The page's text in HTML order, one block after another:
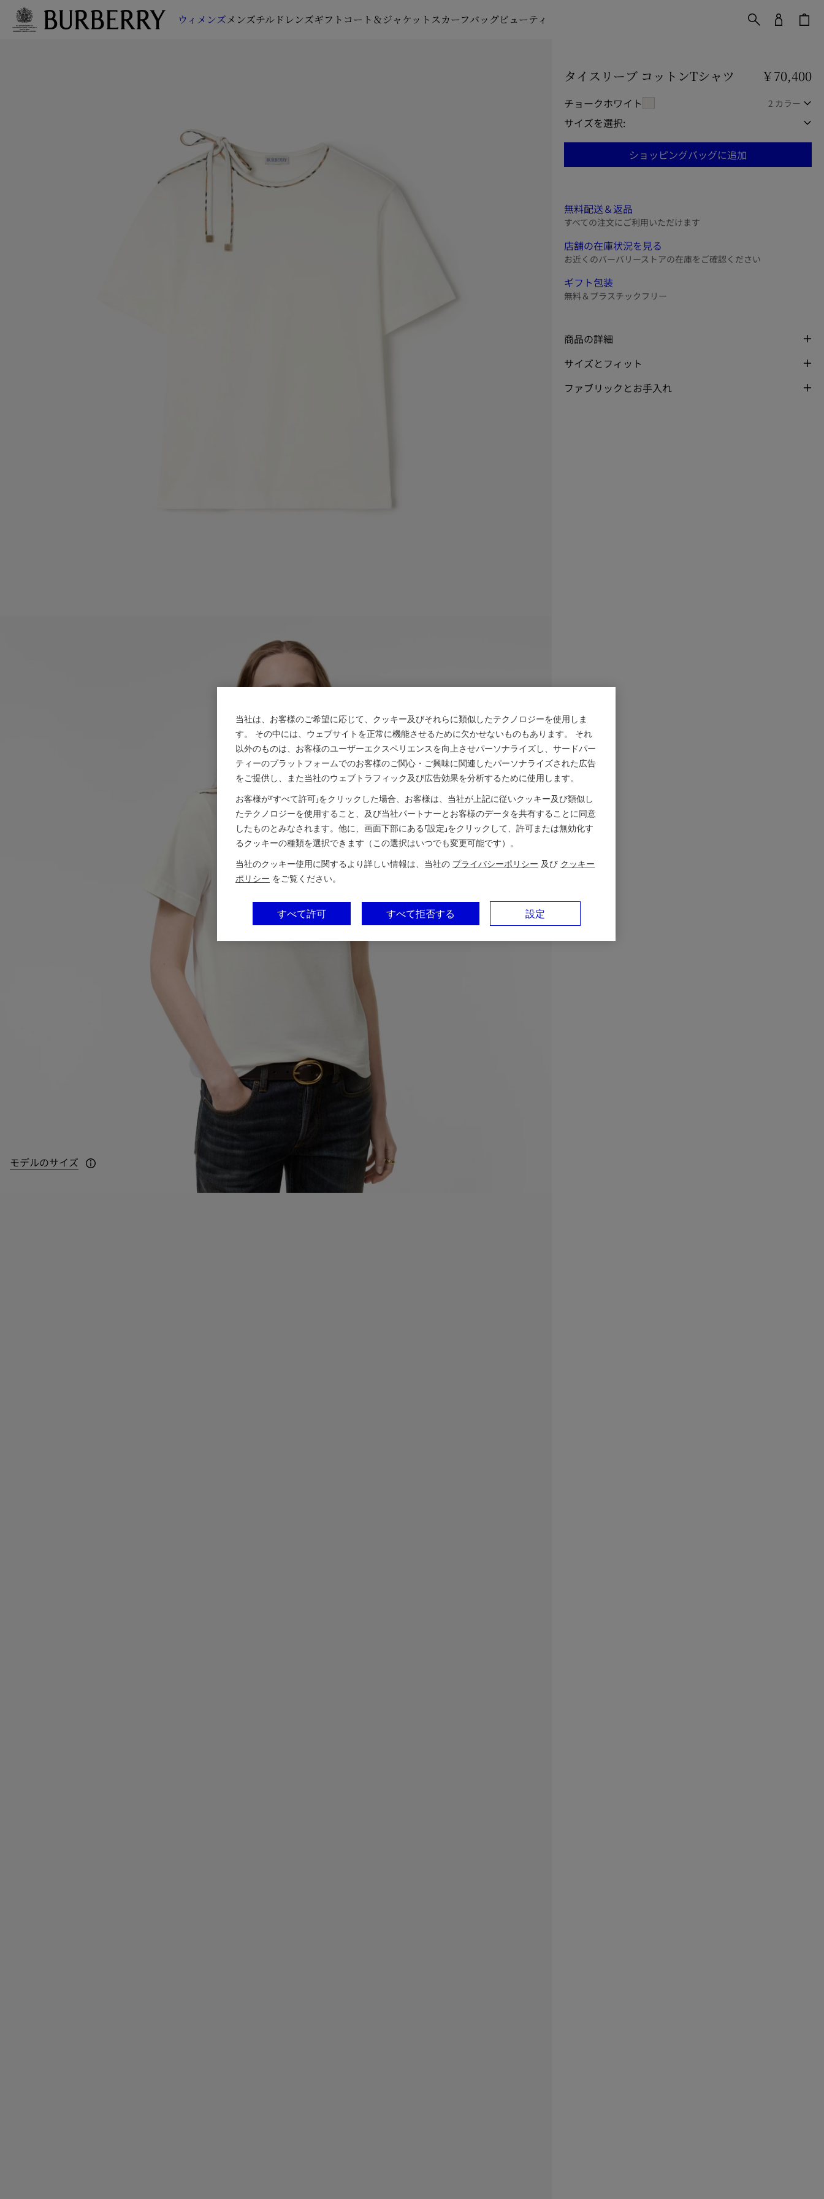
ウィメンズメンズチルドレンズギフト コート＆ジャケットスカーフバッグビューティ
モデルのサイズ
モデルの身長：180cm（UKサイズS着用）
タイスリーブ コットンTシャツ 価格 ￥70,400
￥70,400
チョークホワイト 2 カラー
サイズを選択:
ショッピングバッグに追加
無料配送＆返品
すべての注文にご利用いただけます
店舗の在庫状況を見る
お近くのバーバリーストアの在庫をご確認ください
ギフト包装
無料＆プラスチックフリー
商品の詳細
サイズとフィット
ファブリックとお手入れ
当社は、お客様のご希望に応じて、クッキー及びそれらに類似したテクノロジーを使用しま
す。 その中には、ウェブサイトを正常に機能させるために欠かせないものもあります。 それ
以外のものは、お客様のユーザーエクスペリエンスを向上させパーソナライズし、サードパー
ティーのプラットフォームでのお客様のご関心・ご興味に関連したパーソナライズされた広告
をご提供し、また当社のウェブトラフィック及び広告効果を分析するために使用します。
お客様が「すべて許可」をクリックした場合、お客様は、当社が上記に従いクッキー及び類似し
たテクノロジーを使用すること、及び当社パートナーとお客様のデータを共有することに同意
したものとみなされます。他に、画面下部にある「設定」をクリックして、許可または無効化す
るクッキーの種類を選択できます（この選択はいつでも変更可能です）。
当社のクッキー使用に関するより詳しい情報は、当社の プライバシーポリシー 及び クッキー
ポリシー をご覧ください。
設定
すべて拒否する
すべて許可